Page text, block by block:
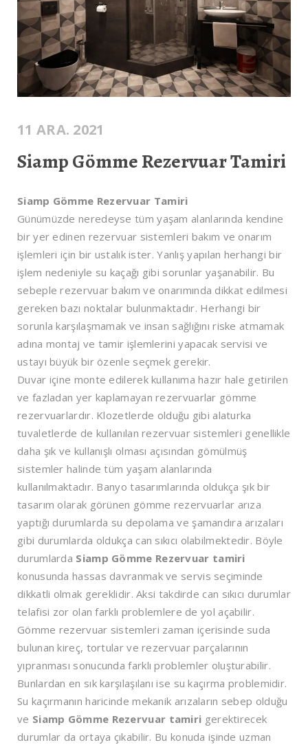
11 ARA. 2021
Siamp Gömme Rezervuar Tamiri
Siamp Gömme Rezervuar Tamiri
Günümüzde neredeyse tüm yaşam alanlarında kendine
bir yer edinen rezervuar sistemleri bakım ve onarım
işlemleri için bir ustalık ister. Yanlış yapılan herhangi bir
işlem nedeniyle su kaçağı gibi sorunlar yaşanabilir. Bu
sebeple rezervuar bakım ve onarımında dikkat edilmesi
gereken bazı noktalar bulunmaktadır. Herhangi bir
sorunla karşılaşmamak ve insan sağlığını riske atmamak
adına montaj ve tamir işlemlerini yapacak servisi ve
ustayı büyük bir özenle seçmek gerekir.
Duvar içine monte edilerek kullanıma hazır hale getirilen
ve fazladan yer kaplamayan rezervuarlar gömme
rezervuarlardır. Klozetlerde olduğu gibi alaturka
tuvaletlerde de kullanılan rezervuar sistemleri genellikle
daha şık ve kullanışlı olması açısından gömülmüş
sistemler halinde tüm yaşam alanlarında
kullanılmaktadır. Banyo tasarımlarında oldukça şık bir
tasarım olarak görünen gömme rezervuarlar arıza
yaptığı durumlarda su depolama ve şamandıra arızaları
gibi durumlarda oldukça can sıkıcı olabilmektedir. Böyle
durumlarda Siamp Gömme Rezervuar tamiri
konusunda hassas davranmak ve servis seçiminde
dikkatli olmak gereklidir. Aksi takdirde can sıkıcı durumlar
telafisi zor olan farklı problemlere de yol açabilir.
Gömme rezervuar sistemleri zaman içerisinde suda
bulunan kireç, tortular ve rezervuar parçalarının
yıpranması sonucunda farklı problemler oluşturabilir.
Bunlardan en sık karşılaşılanı ise su kaçırma problemidir.
Su kaçırmanın haricinde mekanik arızaların sebep olduğu
ve Siamp Gömme Rezervuar tamiri gerektirecek
durumlar da ortaya çıkabilir. Bu konuda işinde uzman